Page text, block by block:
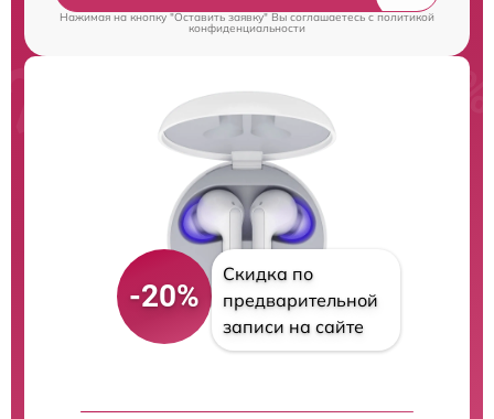
Нажимая на кнопку "Оставить заявку" Вы соглашаетесь cполитикой
конфиденциальности
-20%
Скидка по
предварительной
записи на сайте